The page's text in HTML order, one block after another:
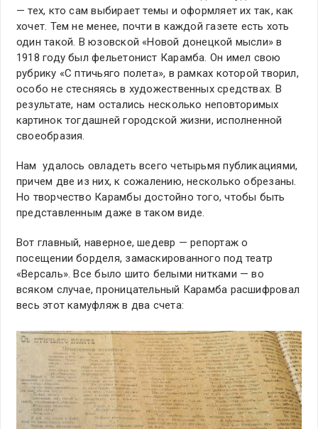
— тех, кто сам выбирает темы и оформляет их так, как
хочет. Тем не менее, почти в каждой газете есть хоть
один такой. В юзовской «Новой донецкой мысли» в
1918 году был фельетонист Карамба. Он имел свою
рубрику «С птичьяго полета», в рамках которой творил,
особо не стесняясь в художественных средствах. В
результате, нам остались несколько неповторимых
картинок тогдашней городской жизни, исполненной
своеобразия.
Нам удалось овладеть всего четырьмя публикациями,
причем две из них, к сожалению, несколько обрезаны.
Но творчество Карамбы достойно того, чтобы быть
представленным даже в таком виде.
Вот главный, наверное, шедевр — репортаж о
посещении борделя, замаскированного под театр
«Версаль». Все было шито белыми нитками — во
всяком случае, проницательный Карамба расшифровал
весь этот камуфляж в два счета: